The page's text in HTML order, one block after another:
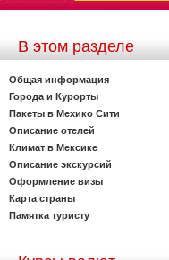
В этом разделе
Общая информация
Города и Курорты
Пакеты в Мехико Сити
Описание отелей
Климат в Мексике
Описание экскурсий
Оформление визы
Карта страны
Памятка туристу